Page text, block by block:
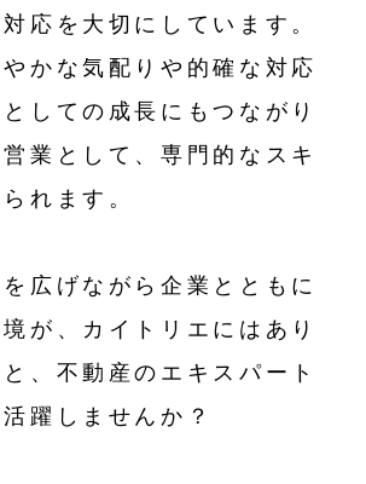
応を大切にしています。
かな気配りや的確な対応
しての成長にもつながり
業として、専門的なスキ
れます。
広げながら企業とともに
が、カイトリエにはあり
、不動産のエキスパート
躍しませんか？